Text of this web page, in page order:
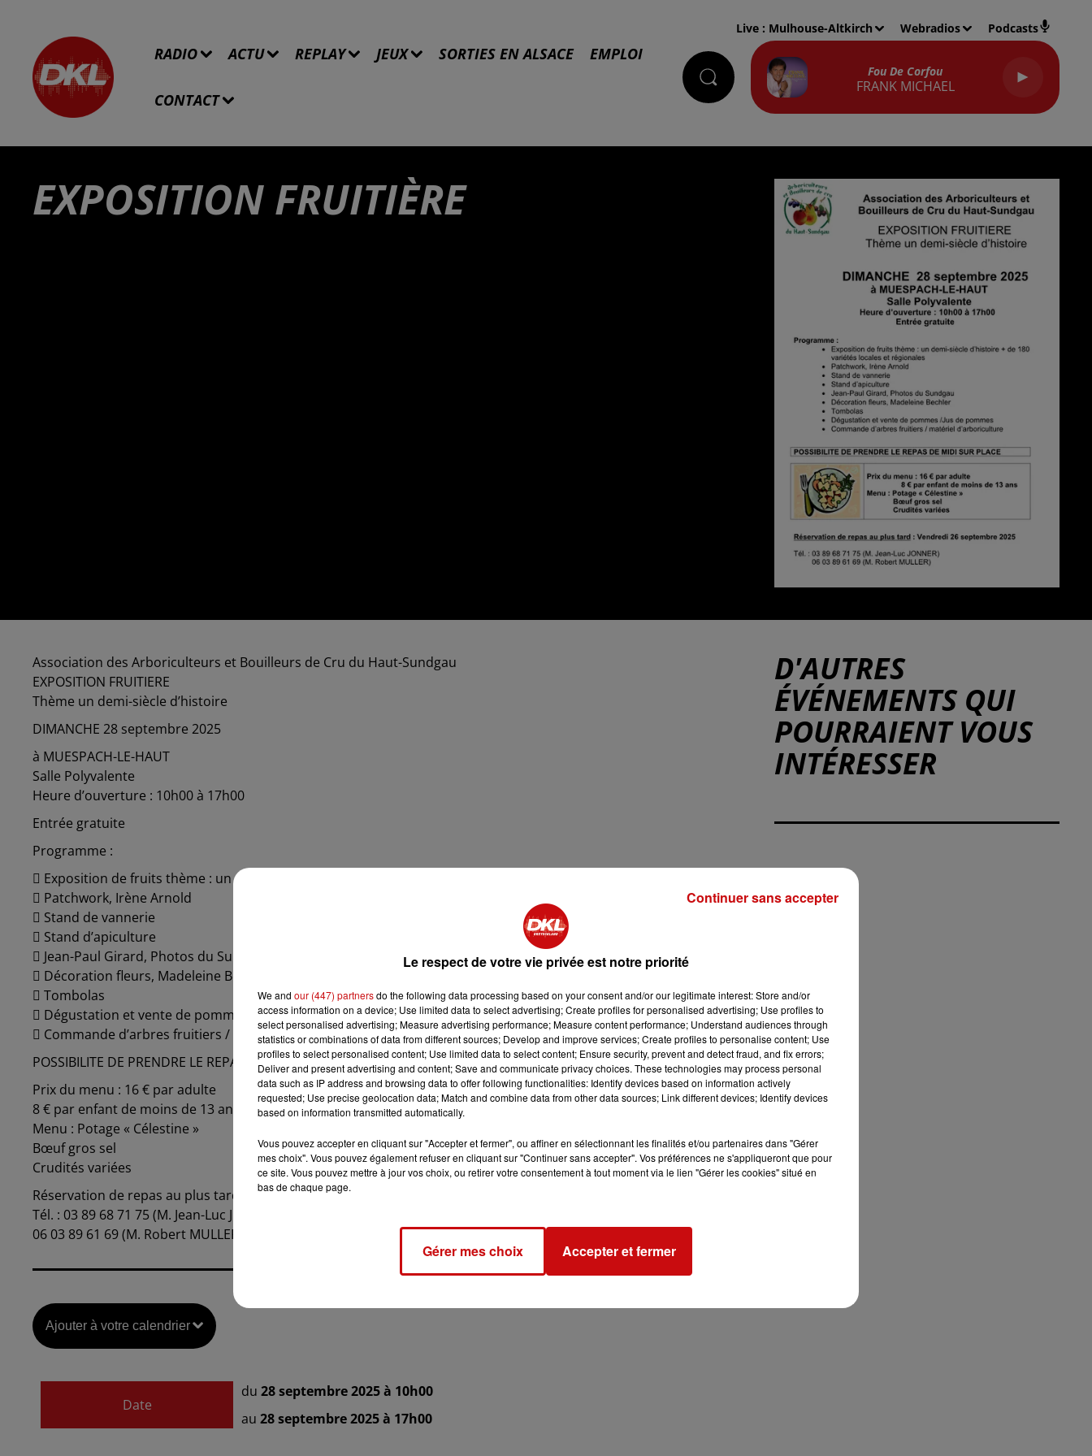
RADIO ACTU REPLAY JEUX SORTIES EN ALSACE EMPLOI
CONTACT
Live : Mulhouse-Altkirch Webradios Podcasts
Fou De Corfou
FRANK MICHAEL
EXPOSITION FRUITIÈRE
Association des Arboriculteurs et Bouilleurs de Cru du Haut-Sundgau
EXPOSITION FRUITIERE
Thème un demi-siècle d’histoire
DIMANCHE 28 septembre 2025
à MUESPACH-LE-HAUT
Salle Polyvalente
Heure d’ouverture : 10h00 à 17h00
Entrée gratuite
Programme :
 Exposition de fruits thème : un demi-siècle d’histoire + de 180 variétés locales et régionales
 Patchwork, Irène Arnold
 Stand de vannerie
 Stand d’apiculture
 Jean-Paul Girard, Photos du Sundgau
 Décoration fleurs, Madeleine Bechler
 Tombolas
 Dégustation et vente de pommes /Jus de pommes
 Commande d’arbres fruitiers / matériel d’arboriculture
POSSIBILITE DE PRENDRE LE REPAS DE MIDI SUR PLACE
Prix du menu : 16 € par adulte
8 € par enfant de moins de 13 ans
Menu : Potage « Célestine »
Bœuf gros sel
Crudités variées
Réservation de repas au plus tard : Vendredi 26 septembre 2025
Tél. : 03 89 68 71 75 (M. Jean-Luc JONNER)
06 03 89 61 69 (M. Robert MULLER)
Ajouter à votre calendrier
Date
du28 septembre 2025 à 10h00
au28 septembre 2025 à 17h00
D'AUTRES
ÉVÉNEMENTS QUI
POURRAIENT VOUS
INTÉRESSER
Le respect de votre vie privée est notre priorité
We and our (447) partnersdo the following data processing based on your consent and/or our legitimate interest: Store and/or
access information on a device; Use limited data to select advertising; Create profiles for personalised advertising; Use profiles to
select personalised advertising; Measure advertising performance; Measure content performance; Understand audiences through
statistics or combinations of data from different sources; Develop and improve services; Create profiles to personalise content; Use
profiles to select personalised content; Use limited data to select content; Ensure security, prevent and detect fraud, and fix errors;
Deliver and present advertising and content; Save and communicate privacy choices. These technologies may process personal
data such as IP address and browsing data to offer following functionalities: Identify devices based on information actively
requested; Use precise geolocation data; Match and combine data from other data sources; Link different devices; Identify devices
based on information transmitted automatically.
Vous pouvez accepter en cliquant sur "Accepter et fermer", ou affiner en sélectionnant les finalités et/ou partenaires dans "Gérer
mes choix". Vous pouvez également refuser en cliquant sur "Continuer sans accepter". Vos préférences ne s'appliqueront que pour
ce site. Vous pouvez mettre à jour vos choix, ou retirer votre consentement à tout moment via le lien "Gérer les cookies" situé en
bas de chaque page.
Gérer mes choix Accepter et fermer
Continuer sans accepter